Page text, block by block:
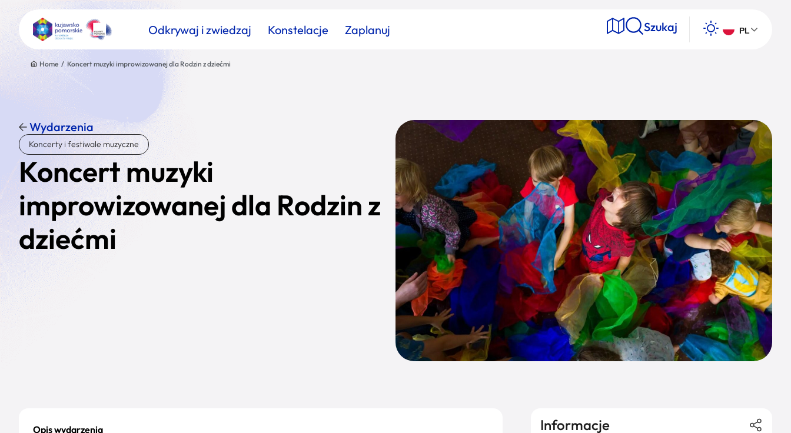
Odkrywaj i zwiedzaj Konstelacje Zaplanuj Szukaj PL
Znajdź atrakcję
Nazwa atrakcji Kategoria Wyszukaj
Home / Koncert muzyki improwizowanej dla Rodzin z dziećmi
Wydarzenia
Koncerty i festiwale muzyczne
Koncert muzyki
improwizowanej dla Rodzin z
dziećmi
Opis wydarzenia Informacje